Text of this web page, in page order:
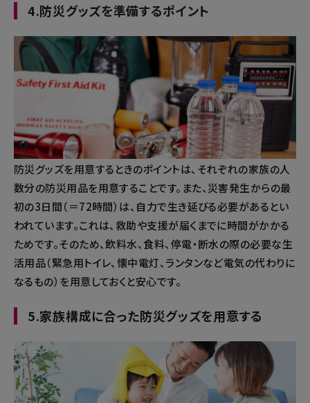
4.防災グッズを準備するポイント
防災グッズを用意するときのポイントは、それぞれの家族の人
数分の防災用品を用意することです。また、災害発生からの最
初の3日間（＝72時間）は、自力で生き延びる必要があるとい
われています。これは、救助や支援が届くまでに時間がかかる
ためです。そのため、飲料水、食料、停電・断水の際の必要な生
活用品（緊急用トイレ、懐中電灯、ランタンなど電気の代わりに
なるもの）を用意しておくと安心です。
5.家族構成に合った防災グッズを用意する